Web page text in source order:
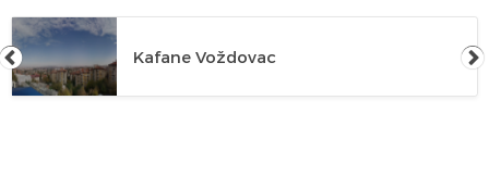
Kafane Voždovac